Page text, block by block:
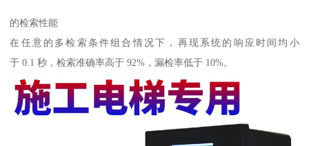
的检索性能
在任意的多检索条件组合情况下，再现系统的响应时间均小
于 0.1 秒，检索准确率高于 92%，漏检率低于 10%。